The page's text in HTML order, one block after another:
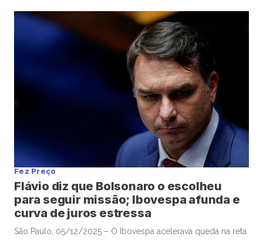
de Contas da União, José Mucio Monteiro Filho, para cargo
no conselho da companhia metalúrgica, após a renúncia de
um indicado anterior do […]
Fez Preço
Flávio diz que Bolsonaro o escolheu
para seguir missão; Ibovespa afunda e
curva de juros estressa
São Paulo, 05/12/2025 – O Ibovespa acelerava queda na reta